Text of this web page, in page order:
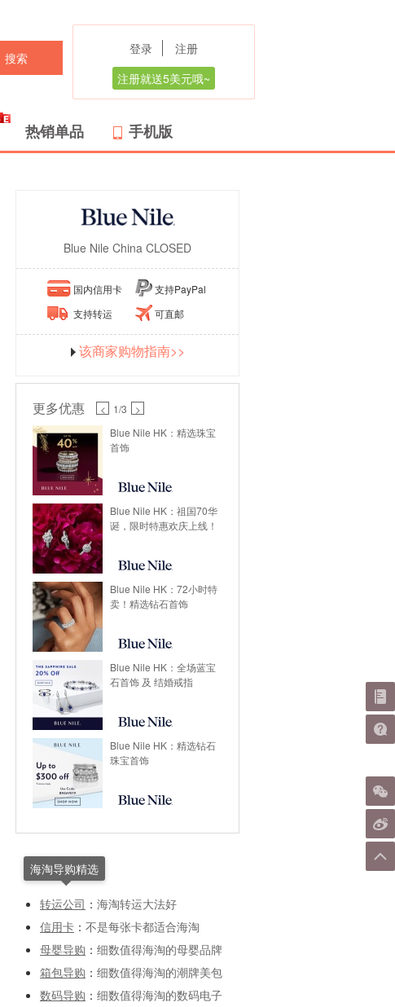
搜索
登录
注册
注册就送5美元哦~
热销单品 手机版
Blue Nile China CLOSED
国内信用卡
支持PayPal
支持转运
可直邮
该商家购物指南>>
更多优惠 < 1/3
>
Blue Nile HK：精选珠宝
首饰
Blue Nile HK：祖国70华
诞，限时特惠欢庆上线！
Blue Nile HK：72小时特
卖！精选钻石首饰
Blue Nile HK：全场蓝宝
石首饰 及 结婚戒指
Blue Nile HK：精选钻石
珠宝首饰
海淘导购精选
转运公司 ： 海淘转运大法好
信用卡 ： 不是每张卡都适合海淘
母婴导购 ： 细数值得海淘的母婴品牌
箱包导购 ： 细数值得海淘的潮牌美包
数码导购 ： 细数值得海淘的数码电子